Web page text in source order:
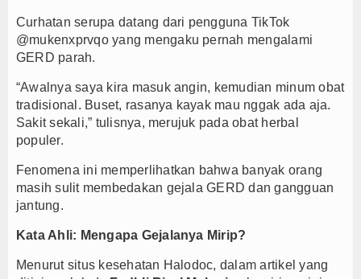
Curhatan serupa datang dari pengguna TikTok
@mukenxprvqo yang mengaku pernah mengalami
GERD parah.
“Awalnya saya kira masuk angin, kemudian minum obat
tradisional. Buset, rasanya kayak mau nggak ada aja.
Sakit sekali,” tulisnya, merujuk pada obat herbal
populer.
Fenomena ini memperlihatkan bahwa banyak orang
masih sulit membedakan gejala GERD dan gangguan
jantung.
Kata Ahli: Mengapa Gejalanya Mirip?
Menurut situs kesehatan Halodoc, dalam artikel yang